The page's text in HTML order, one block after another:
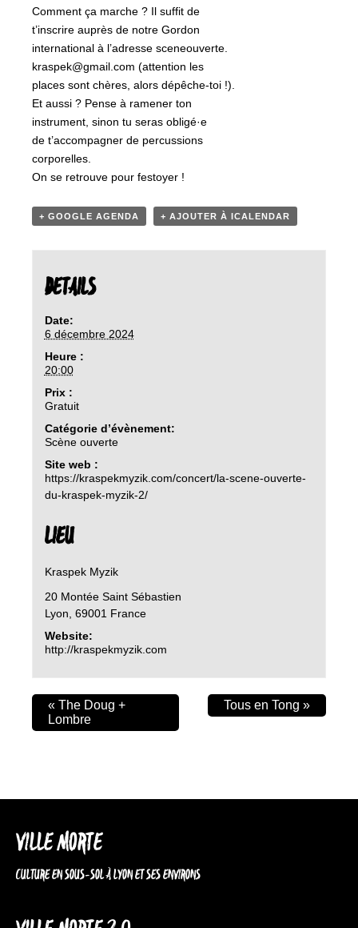
Comment ça marche ? Il suffit de
t’inscrire auprès de notre Gordon
international à l’adresse sceneouverte.
kraspek@gmail.com (attention les
places sont chères, alors dépêche-toi !).
Et aussi ? Pense à ramener ton
instrument, sinon tu seras obligé·e
de t’accompagner de percussions
corporelles.
On se retrouve pour festoyer !
+ GOOGLE AGENDA + AJOUTER À ICALENDAR
DETAILS
Date:
6 décembre 2024
Heure :
20:00
Prix :
Gratuit
Catégorie d’évènement:
Scène ouverte
Site web :
https://kraspekmyzik.com/concert/la-scene-ouverte-
du-kraspek-myzik-2/
LIEU
Kraspek Myzik
20 Montée Saint Sébastien
Lyon 69001 France
Website:
http://kraspekmyzik.com
« The Doug +
Lombre
Tous en Tong »
VILLE MORTE
CULTURE EN SOUS-SOL À LYON ET SES ENVIRONS